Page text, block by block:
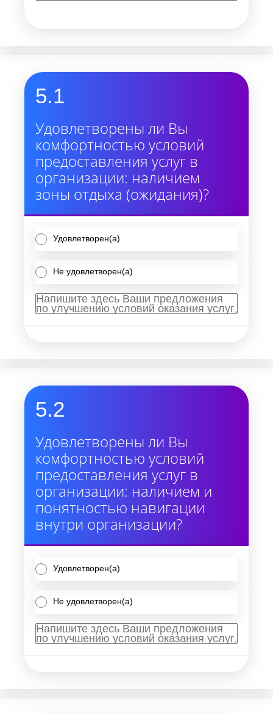
5.1
Удовлетворены ли Вы
комфортностью условий
предоставления услуг в
организации: наличием
зоны отдыха (ожидания)?
Удовлетворен(а)
Не удовлетворен(а)
5.2
Удовлетворены ли Вы
комфортностью условий
предоставления услуг в
организации: наличием и
понятностью навигации
внутри организации?
Удовлетворен(а)
Не удовлетворен(а)